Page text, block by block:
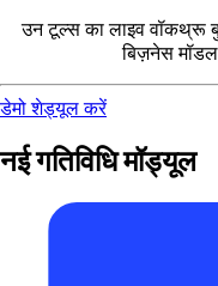
उन टूल्स का लाइव
बिज़नेस
डेमो शेड्यूल करें
नई गतिविधि मॉड्यूल